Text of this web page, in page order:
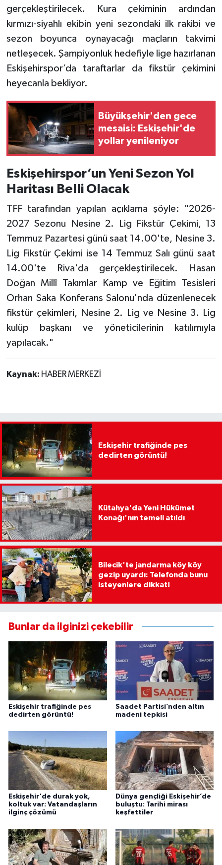
gerçekleştirilecek. Kura çekiminin ardından
kırmızı-siyahlı ekibin yeni sezondaki ilk rakibi ve
sezon boyunca oynayacağı maçların takvimi
netleşecek. Şampiyonluk hedefiyle lige hazırlanan
Eskişehirspor’da taraftarlar da fikstür çekimini
heyecanla bekliyor.
Büyükşehir'den gece
mesaisi: Eskişehir'de
yollar yenileniyor
Eskişehirspor’un Yeni Sezon Yol
Haritası Belli Olacak
TFF tarafından yapılan açıklama şöyle: "2026-
2027 Sezonu Nesine 2. Lig Fikstür Çekimi, 13
Temmuz Pazartesi günü saat 14.00'te, Nesine 3.
Lig Fikstür Çekimi ise 14 Temmuz Salı günü saat
14.00'te Riva'da gerçekleştirilecek. Hasan
Doğan Millî Takımlar Kamp ve Eğitim Tesisleri
Orhan Saka Konferans Salonu'nda düzenlenecek
fikstür çekimleri, Nesine 2. Lig ve Nesine 3. Lig
kulüp başkanı ve yöneticilerinin katılımıyla
yapılacak."
Kaynak: HABER MERKEZİ
Eskişehir trafiğinde pes
dedirten görüntü!
Kütahya'da Yeni Hükümet
Konağı'nın temeli atıldı
Bilecik'te jandarma köy köy
gezip uyardı: Telefonda bunu
isteyenlere dikkat!
Bunlar da ilginizi çekebilir
Eskişehir trafiğinde pes
dedirten görüntü!
Saadet Partisi’nden altın
madeni tepkisi
Eskişehir'de durak yok,
koltuk var: Vatandaşların
ilginç çözümü
Dünya gençliği Eskişehir’de
buluştu: Tarihi mirası
keşfettiler